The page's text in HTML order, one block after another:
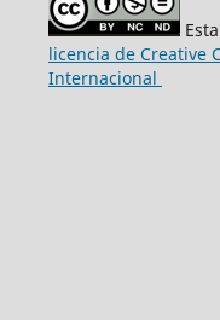
licencia de Creative
Internacional